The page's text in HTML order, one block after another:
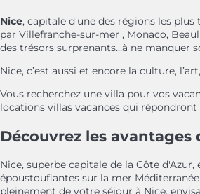
Nice, capitale d’une des régions les
par Villefranche-sur-mer , Monaco,
des trésors surprenants…à ne manquer
Nice, c’est aussi et encore la culture,
Vous recherchez une villa pour vos
locations villas vacances qui
Découvrez les
Nice, superbe capitale de la Côte
époustouflantes sur la mer
pleinement de votre séjour à Nice,